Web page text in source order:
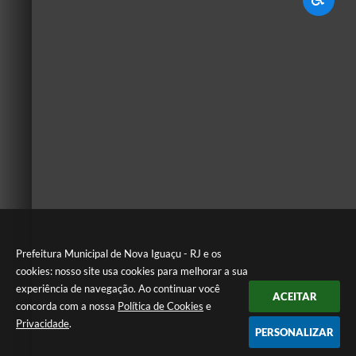
Prefeitura Municipal de Nova Iguaçu - RJ e os
cookies: nosso site usa cookies para melhorar a sua
experiência de navegação. Ao continuar você
concorda com a nossa Política de Cookies e
Privacidade.
ACEITAR
PERSONALIZAR